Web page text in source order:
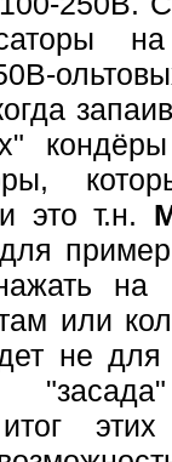
это т.н.
на
или
не